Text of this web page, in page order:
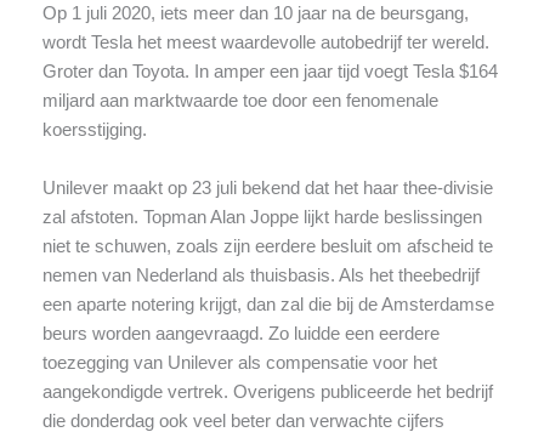
Op 1 juli 2020, iets meer dan 10 jaar na de beursgang,
wordt Tesla het meest waardevolle autobedrijf ter wereld.
Groter dan Toyota. In amper een jaar tijd voegt Tesla $164
miljard aan marktwaarde toe door een fenomenale
koersstijging.
Unilever maakt op 23 juli bekend dat het haar thee-divisie
zal afstoten. Topman Alan Joppe lijkt harde beslissingen
niet te schuwen, zoals zijn eerdere besluit om afscheid te
nemen van Nederland als thuisbasis. Als het theebedrijf
een aparte notering krijgt, dan zal die bij de Amsterdamse
beurs worden aangevraagd. Zo luidde een eerdere
toezegging van Unilever als compensatie voor het
aangekondigde vertrek. Overigens publiceerde het bedrijf
die donderdag ook veel beter dan verwachte cijfers